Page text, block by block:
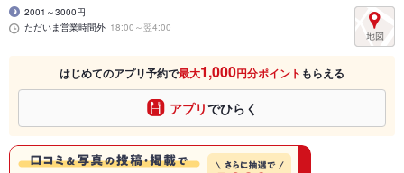
2001～3000円
ただいま営業時間外 18:00～翌4:00
はじめてのアプリ予約で最大1,000円分ポイント もらえる
アプリでひらく